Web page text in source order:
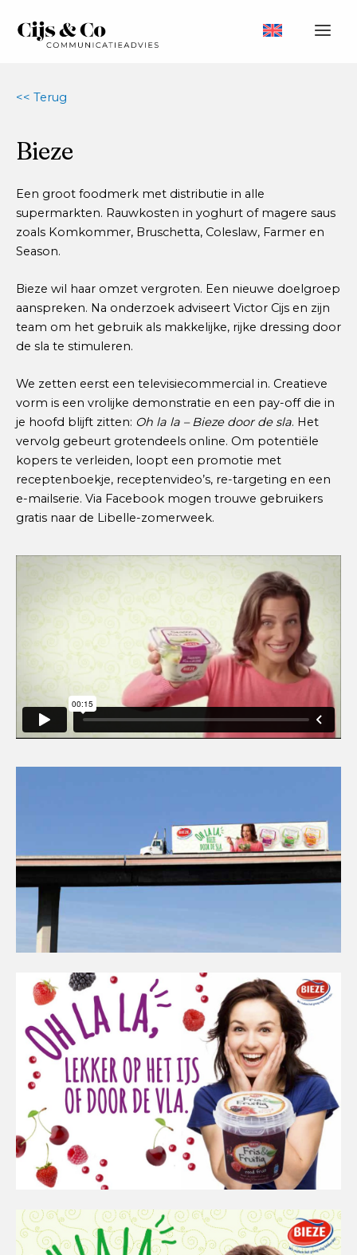
naar
<< Terug
Bieze
Een groot foodmerk met distributie in alle
supermarkten. Rauwkosten in yoghurt of magere saus
zoals Komkommer, Bruschetta, Coleslaw, Farmer en
Season.
Bieze wil haar omzet vergroten. Een nieuwe doelgroep
aanspreken. Na onderzoek adviseert Victor Cijs en zijn
team om het gebruik als makkelijke, rijke dressing door
de sla te stimuleren.
We zetten eerst een televisiecommercial in. Creatieve
vorm is een vrolijke demonstratie en een pay-off die in
je hoofd blijft zitten: Oh la la – Bieze door de sla. Het
vervolg gebeurt grotendeels online. Om potentiële
kopers te verleiden, loopt een promotie met
receptenboekje, receptenvideo’s, re-targeting en een
e-mailserie. Via Facebook mogen trouwe gebruikers
gratis naar de Libelle-zomerweek.